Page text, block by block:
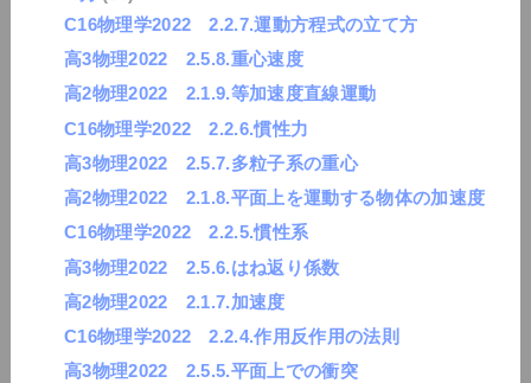
C16物理学2022 2.2.7.運動方程式の立て方
高3物理2022 2.5.8.重心速度
高2物理2022 2.1.9.等加速度直線運動
C16物理学2022 2.2.6.慣性力
高3物理2022 2.5.7.多粒子系の重心
高2物理2022 2.1.8.平面上を運動する物体の加速度
C16物理学2022 2.2.5.慣性系
高3物理2022 2.5.6.はね返り係数
高2物理2022 2.1.7.加速度
C16物理学2022 2.2.4.作用反作用の法則
高3物理2022 2.5.5.平面上での衝突